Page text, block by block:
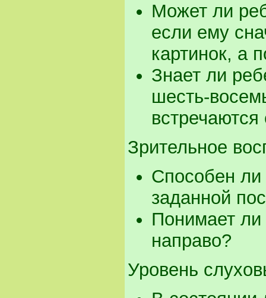
Может ли
если ему
картинок, а
Знает ли
шесть-
Зрительное
Способен ли
заданной
Понимает ли
направо?
Уровень